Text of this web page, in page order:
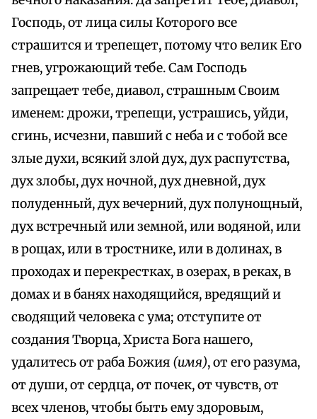
Господь, от лица силы Которого все
страшится и трепещет, потому что велик Его
гнев, угрожающий тебе. Сам Господь
запрещает тебе, диавол, страшным Своим
именем: дрожи, трепещи, устрашись, уйди,
сгинь, исчезни, павший с неба и с тобой все
злые духи, всякий злой дух, дух распутства,
дух злобы, дух ночной, дух дневной, дух
полуденный, дух вечерний, дух полунощный,
дух встречный или земной, или водяной, или
в рощах, или в тростнике, или в долинах, в
проходах и перекрестках, в озерах, в реках, в
домах и в банях находящийся, вредящий и
сводящий человека с ума; отступите от
создания Творца, Христа Бога нашего,
удалитесь от раба Божия (имя), от его разума,
от души, от сердца, от почек, от чувств, от
всех членов, чтобы быть ему здоровым,